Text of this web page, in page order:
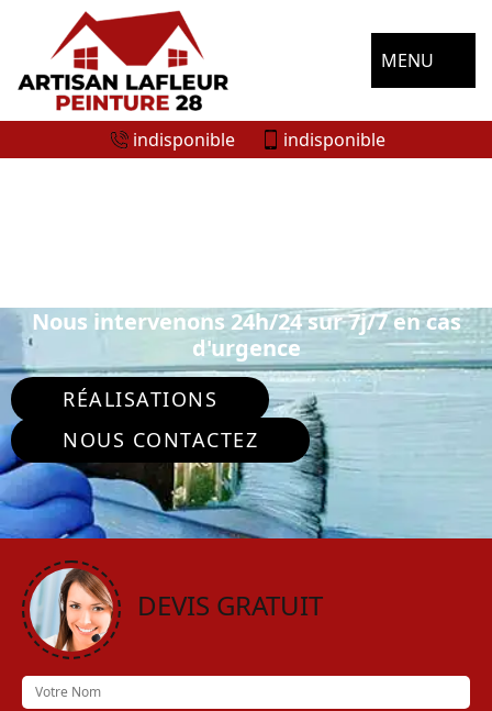
MENU
indisponible indisponible
Nous intervenons 24h/24 sur 7j/7 en cas
d'urgence
RÉALISATIONS
NOUS CONTACTEZ
DEVIS GRATUIT